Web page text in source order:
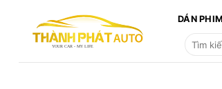
dung
DÁN
Tìm